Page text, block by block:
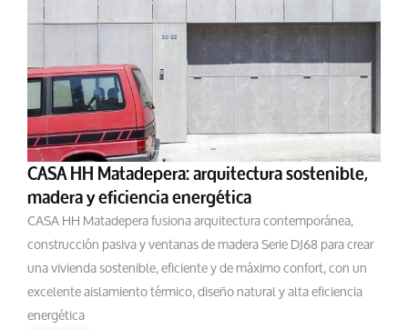
CASA HH Matadepera: arquitectura sostenible,
madera y eficiencia energética
CASA HH Matadepera fusiona arquitectura contemporánea,
construcción pasiva y ventanas de madera Serie DJ68 para crear
una vivienda sostenible, eficiente y de máximo confort, con un
excelente aislamiento térmico, diseño natural y alta eficiencia
energética